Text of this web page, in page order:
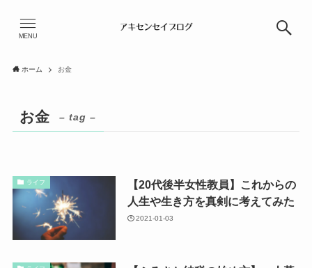
MENU
ホーム お金
お金 – tag –
ライフ
【20代後半女性教員】これからの
人生や生き方を真剣に考えてみた
2021-01-03